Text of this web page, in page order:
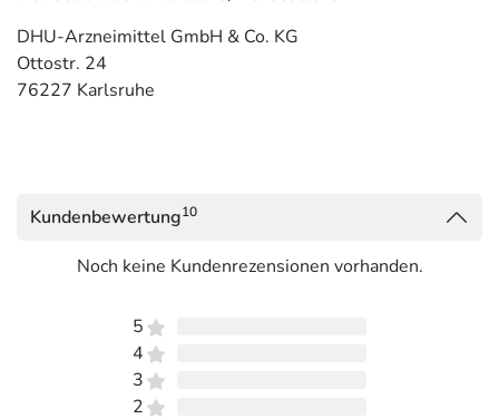
DHU-Arzneimittel GmbH & Co. KG
Ottostr. 24
76227 Karlsruhe
Kundenbewertung10
Noch keine Kundenrezensionen vorhanden.
5
4
3
2